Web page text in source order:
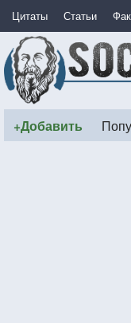
Цитаты Статьи
+Добавить